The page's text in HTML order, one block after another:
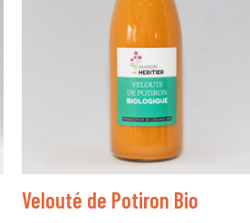
Velouté de Potiron Bio